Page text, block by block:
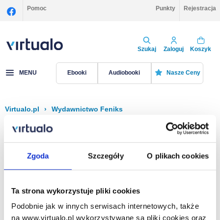
Zgoda Szczegóły O plikach cookies
Ta strona wykorzystuje pliki cookies
Podobnie jak w innych serwisach internetowych, także
na www.virtualo.pl wykorzystywane są pliki cookies oraz
Pomoc Punkty Rejestracja
Szukaj Zaloguj Koszyk
MENU Ebooki Audiobooki Nasze Ceny
Virtualo.pl › Wydawnictwo Feniks
Filtruj Sortuj
Na stronie